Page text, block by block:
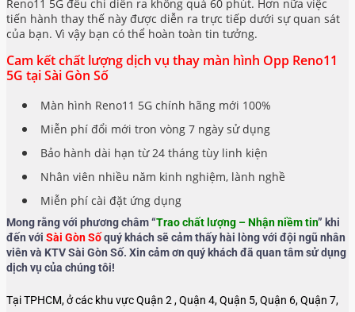
Reno11 5G đều chỉ diển ra không quá 60 phút. Hơn nữa việc
tiến hành thay thế này được diễn ra trực tiếp dưới sự quan sát
của bạn. Vì vậy bạn có thể hoàn toàn tin tưởng.
Cam kết chất lượng dịch vụ thay màn hình Opp Reno11
5G tại Sài Gòn Số
Màn hình Reno11 5G chính hãng mới 100%
Miễn phí đổi mới tron vòng 7 ngày sử dụng
Bảo hành dài hạn từ 24 tháng tùy linh kiện
Nhân viên nhiều năm kinh nghiệm, lành nghề
Miễn phí cài đặt ứng dụng
Mong rằng với phương châm “Trao chất lượng – Nhận niềm tin” khi
đến với Sài Gòn Sốquý khách sẽ cảm thấy hài lòng với đội ngũ nhân
viên và KTV Sài Gòn Số. Xin cảm ơn quý khách đã quan tâm sử dụng
dịch vụ của chúng tôi!
Tại TPHCM, ở các khu vực Quận 2 , Quận 4, Quận 5, Quận 6, Quận 7,